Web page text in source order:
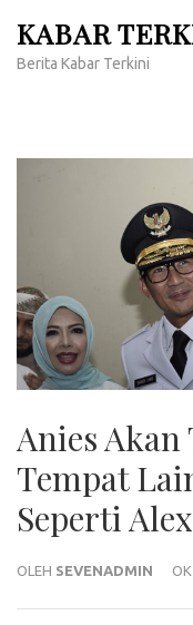
konten
KABAR
Berita Kabar Terkini
Anies Akan
Tempat
Seperti
OLEH SEVENADMIN